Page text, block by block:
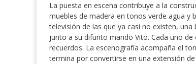
La puesta en escena contribuye a la
muebles de madera en tonos verde agua y
televisión de las que ya casi no existen,
junto a su difunto marido Vito. Cada uno
recuerdos. La escenografía acompaña el
termina por convertirse en una extensión